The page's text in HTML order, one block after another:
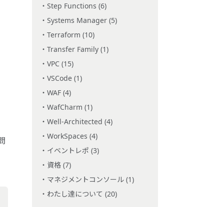
Step Functions (6)
Systems Manager (5)
Terraform (10)
Transfer Family (1)
VPC (15)
VSCode (1)
WAF (4)
WafCharm (1)
Well-Architected (4)
WorkSpaces (4)
イベントレポ (3)
資格 (7)
マネジメントコンソール (1)
わたし達について (20)